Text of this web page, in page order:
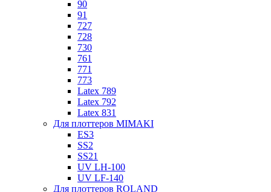
90
91
727
728
730
761
771
773
Latex 789
Latex 792
Latex 831
Для плоттеров MIMAKI
ES3
SS2
SS21
UV LH-100
UV LF-140
Для плоттеров ROLAND